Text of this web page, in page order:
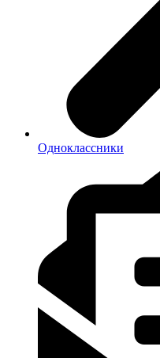
Одноклассники